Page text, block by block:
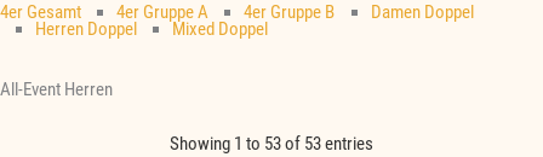
4er Gesamt
4er Gruppe A 4er Gruppe B Damen Doppel
Herren Doppel Mixed Doppel
All-Event Herren
Showing 1 to 53 of 53 entries